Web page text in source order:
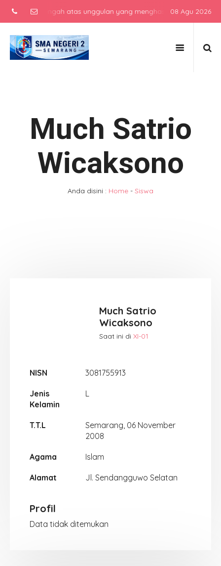
menengah atas unggulan yang menghasilkan lulusan
08 Agu 2026
Much Satrio
Wicaksono
Anda disini : Home - Siswa
Much Satrio
Wicaksono
Saat ini diXI-01
NISN 3081755913
Jenis
Kelamin
L
T.T.L
Semarang, 06 November
2008
Agama Islam
Alamat Jl. Sendangguwo Selatan
Profil
Data tidak ditemukan